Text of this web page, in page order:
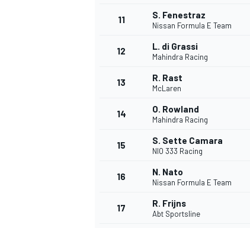
11 S. Fenestraz
Nissan Formula E Team
12 L. di Grassi
Mahindra Racing
13 R. Rast
McLaren
14 O. Rowland
Mahindra Racing
15 S. Sette Camara
NIO 333 Racing
16 N. Nato
Nissan Formula E Team
17 R. Frijns
Abt Sportsline